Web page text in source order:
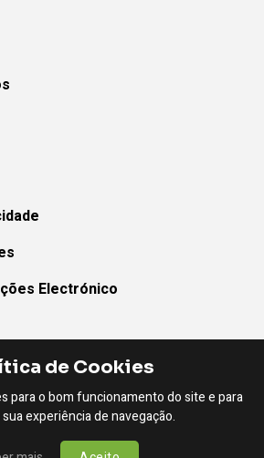
de Cookies
para o bom funcionamento do site e para
experiência de navegação.
Electrónico
Para a Alimentação Sustentável e
os direitos reservados